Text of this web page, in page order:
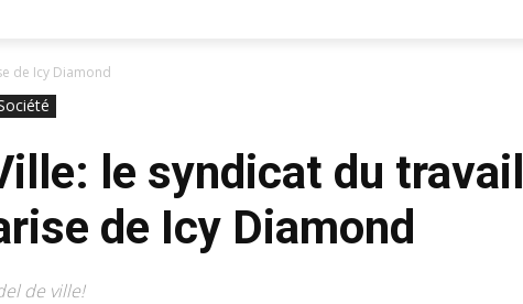
de Icy Diamond
le syndicat du travail
de Icy Diamond
de ville!